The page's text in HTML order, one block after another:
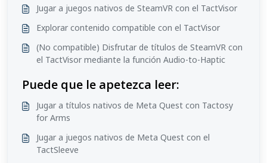
Jugar a juegos nativos de SteamVR con el TactVisor
Explorar contenido compatible con el TactVisor
(No compatible) Disfrutar de títulos de SteamVR con
el TactVisor mediante la función Audio-to-Haptic
Puede que le apetezca leer:
Jugar a títulos nativos de Meta Quest con Tactosy
for Arms
Jugar a juegos nativos de Meta Quest con el
TactSleeve